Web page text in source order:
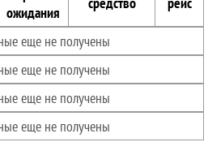
ожидания
еще не получены
еще не получены
еще не получены
еще не получены